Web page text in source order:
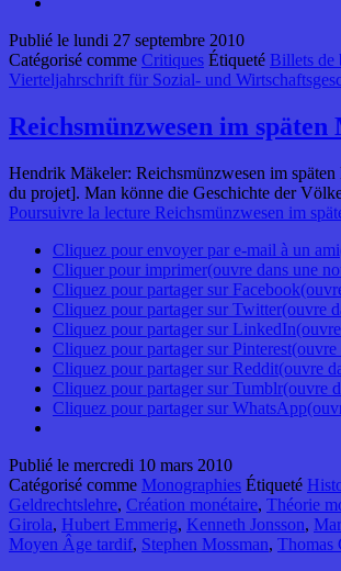
Publié le lundi 27 septembre 2010
Catégorisé comme Critiques Étiqueté Billets de
Vierteljahrschrift für Sozial- und
Reichsmünzwesen im
Hendrik Mäkeler: Reichsmünzwesen im
du projet]. Man könne die Geschichte der
Poursuivre la lecture Reichsmünzwesen im
Cliquez pour envoyer par e-mail à un
Cliquer pour imprimer(ouvre dans une
Cliquez pour partager sur
Cliquez pour partager sur Twitter(ouvre
Cliquez pour partager sur
Cliquez pour partager sur
Cliquez pour partager sur Reddit(ouvre
Cliquez pour partager sur Tumblr(ouvre
Cliquez pour partager sur
Publié le mercredi 10 mars 2010
Catégorisé comme Monographies Étiqueté
Geldrechtslehre, Création monétaire, Théorie
Girola, Hubert Emmerig, Kenneth Jonsson,
Moyen Âge tardif, Stephen Mossman, Thomas